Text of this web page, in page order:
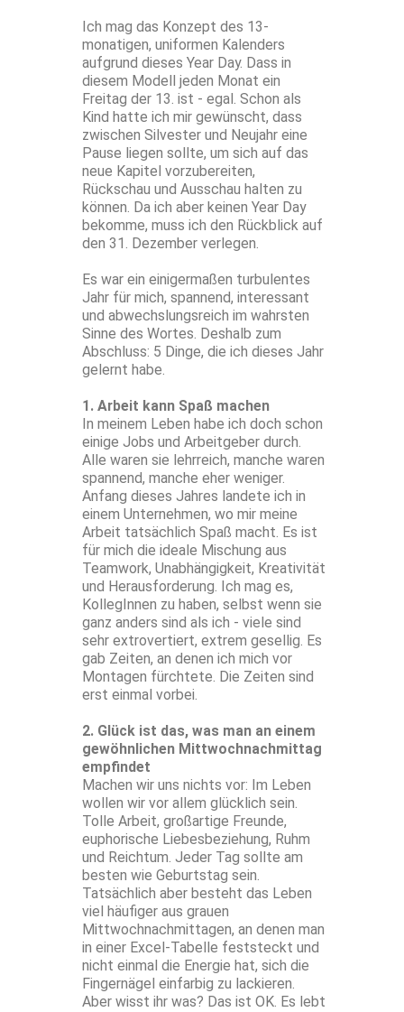
Ich mag das Konzept des 13-
monatigen, uniformen Kalenders
aufgrund dieses Year Day. Dass in
diesem Modell jeden Monat ein
Freitag der 13. ist - egal. Schon als
Kind hatte ich mir gewünscht, dass
zwischen Silvester und Neujahr eine
Pause liegen sollte, um sich auf das
neue Kapitel vorzubereiten,
Rückschau und Ausschau halten zu
können. Da ich aber keinen Year Day
bekomme, muss ich den Rückblick auf
den 31. Dezember verlegen.
Es war ein einigermaßen turbulentes
Jahr für mich, spannend, interessant
und abwechslungsreich im wahrsten
Sinne des Wortes. Deshalb zum
Abschluss: 5 Dinge, die ich dieses Jahr
gelernt habe.
1. Arbeit kann Spaß machen
In meinem Leben habe ich doch schon
einige Jobs und Arbeitgeber durch.
Alle waren sie lehrreich, manche waren
spannend, manche eher weniger.
Anfang dieses Jahres landete ich in
einem Unternehmen, wo mir meine
Arbeit tatsächlich Spaß macht. Es ist
für mich die ideale Mischung aus
Teamwork, Unabhängigkeit, Kreativität
und Herausforderung. Ich mag es,
KollegInnen zu haben, selbst wenn sie
ganz anders sind als ich - viele sind
sehr extrovertiert, extrem gesellig. Es
gab Zeiten, an denen ich mich vor
Montagen fürchtete. Die Zeiten sind
erst einmal vorbei.
2. Glück ist das, was man an einem
gewöhnlichen Mittwochnachmittag
empfindet
Machen wir uns nichts vor: Im Leben
wollen wir vor allem glücklich sein.
Tolle Arbeit, großartige Freunde,
euphorische Liebesbeziehung, Ruhm
und Reichtum. Jeder Tag sollte am
besten wie Geburtstag sein.
Tatsächlich aber besteht das Leben
viel häufiger aus grauen
Mittwochnachmittagen, an denen man
in einer Excel-Tabelle feststeckt und
nicht einmal die Energie hat, sich die
Fingernägel einfarbig zu lackieren.
Aber wisst ihr was? Das ist OK. Es lebt